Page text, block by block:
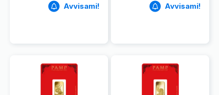
Avvisami! Avvisami!